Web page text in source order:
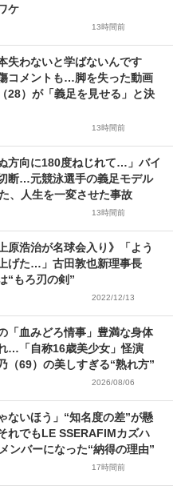
ケ
13時間前
失わないと学ばないんです
コメントも…脚を失った動画
28）が「義足を見せる」と決
13時間前
方向に180度ねじれて…」バイ
断…元競泳選手の義足モデル
、人生を一変させた事故
13時間前
原浩治が名球会入り》「よう
げた…」古田敦也新理事長
“もろ刃の剣”
2022/12/13
「血みどろ情事」豊満な身体
…「自称16歳美少女」怪演
（69）の美しすぎる“熟れ方”
2026/08/06
ないほう」“知名度の差”が懸
れでもLE SSERAFIMカズハ
ンバーになった“納得の理由”
17時間前